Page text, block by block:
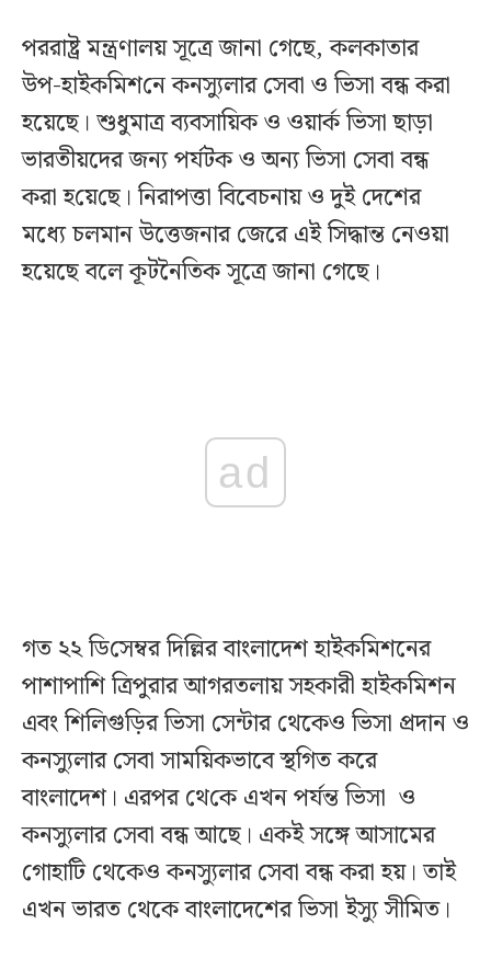
পররাষ্ট্র মন্ত্রণালয় সূত্রে জানা গেছে, কলকাতার
উপ-হাইক‌মিশ‌নে কনস্যুলার সেবা ও ভিসা বন্ধ করা
হয়েছে। শুধুমাত্র ব্যবসায়িক ও ওয়ার্ক ভিসা ছাড়া
ভারতীয়দের জন্য পর্যটক ও অন্য ভিসা সেবা বন্ধ
করা হ‌য়ে‌ছে। নিরাপত্তা বিবেচনায় ও দুই দেশের
মধ্যে চলমান উত্তেজনার জেরে এই সিদ্ধান্ত নেওয়া
হয়েছে বলে কূটনৈতিক সূত্রে জানা গেছে।
ad
গত ২২ ডি‌সেম্বর দিল্লির বাংলাদেশ হাইকমিশনের
পাশাপাশি ত্রিপুরার আগরতলায় সহকারী হাইকমিশন
এবং শিলিগুড়ির ভিসা সেন্টার থেকেও ভিসা প্রদান ও
কনস্যুলার সেবা সাময়িকভাবে স্থগিত করে
বাংলাদেশ। এরপর থে‌কে এখন পর্যন্ত ভিসা ও
কনস্যুলার সেবা বন্ধ আছে। একই সঙ্গে আসামের
গোহাটি থেকেও কনস্যুলার সেবা বন্ধ করা হয়। তাই
এখন ভারত থেকে বাংলাদেশের ভিসা ইস্যু সীমিত।